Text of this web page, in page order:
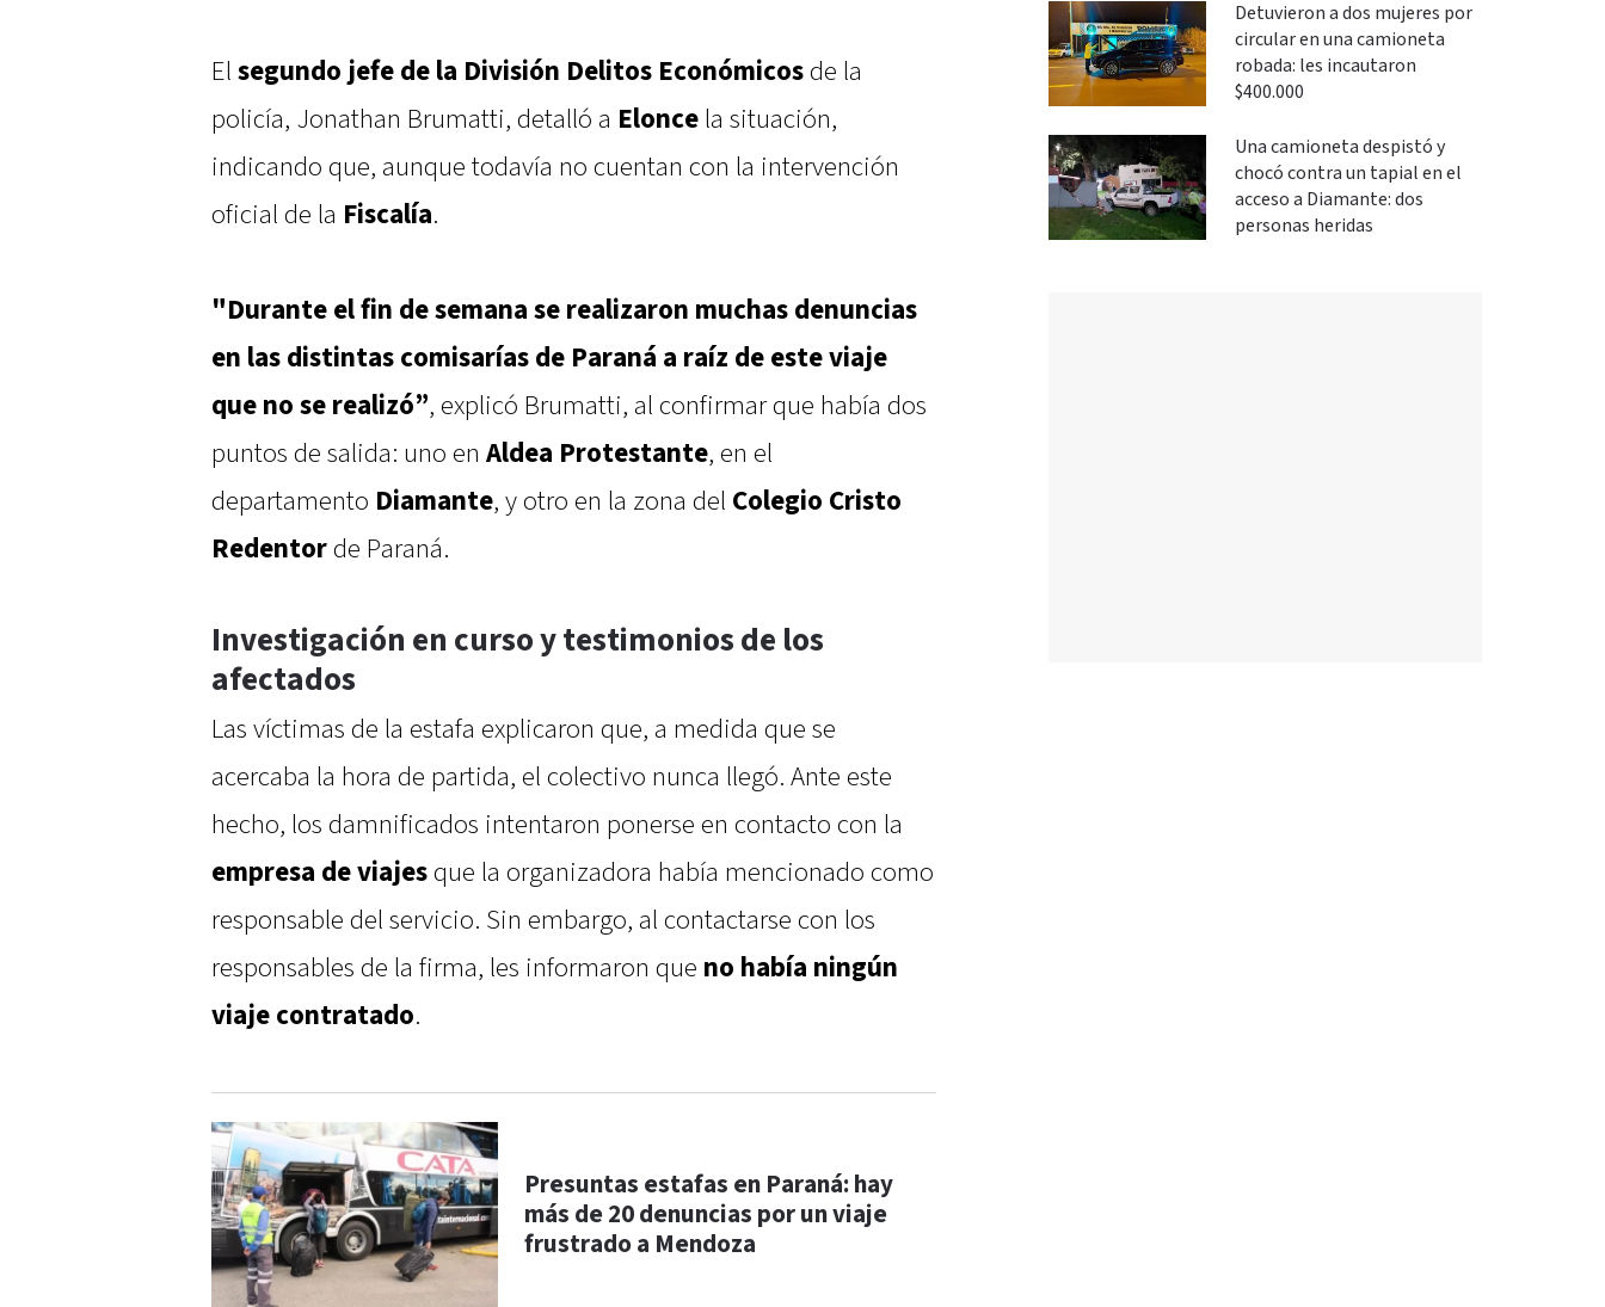
El segundo jefe de la División Delitos Económicosde la
policía, Jonathan Brumatti, detalló a Elonce la situación,
indicando que, aunque todavía no cuentan con la intervención
oficial de la Fiscalía.
"Durante el fin de semana se realizaron muchas denuncias
en las distintas comisarías de Paraná a raíz de este viaje
que no se realizó”, explicó Brumatti, al confirmar que había dos
puntos de salida: uno en Aldea Protestante, en el
departamento Diamante, y otro en la zona del Colegio Cristo
Redentorde Paraná.
Investigación en curso y testimonios de los
afectados
Las víctimas de la estafa explicaron que, a medida que se
acercaba la hora de partida, el colectivo nunca llegó. Ante este
hecho, los damnificados intentaron ponerse en contacto con la
empresa de viajesque la organizadora había mencionado como
responsable del servicio. Sin embargo, al contactarse con los
responsables de la firma, les informaron que no había ningún
viaje contratado.
Presuntas estafas en Paraná: hay
más de 20 denuncias por un viaje
frustrado a Mendoza
Detuvieron a dos mujeres por
circular en una camioneta
robada: les incautaron
$400.000
Una camioneta despistó y
chocó contra un tapial en el
acceso a Diamante: dos
personas heridas